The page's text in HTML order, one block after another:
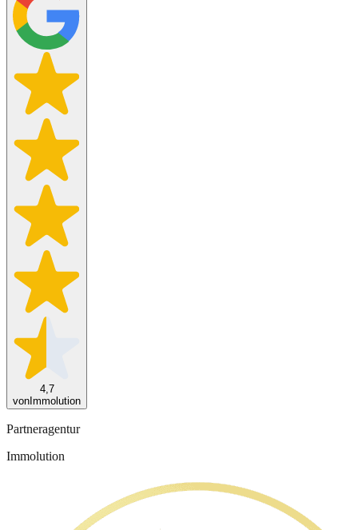
4,7
vonImmolution
Partneragentur
Immolution